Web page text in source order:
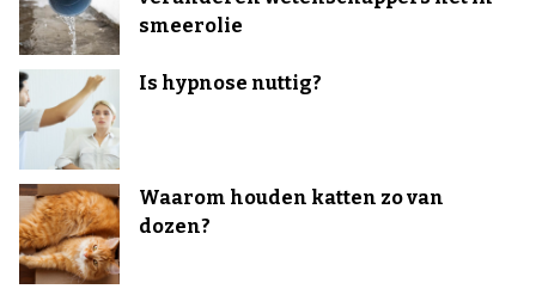
smeerolie
Is hypnose nuttig?
Waarom houden katten zo van
dozen?